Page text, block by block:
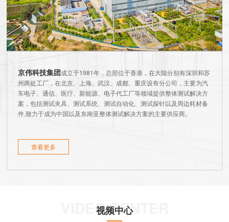
京伟科技集团成立于1981年，总部位于香港，在大陆分别有深圳和苏
州两处工厂，在北京、上海、武汉、成都、重庆设有分公司，主要为汽
车电子、通信、医疗、新能源、电子代工厂等领域提供整体测试解决方
案，包括测试夹具、测试系统、测试自动化、测试探针以及周边耗材备
件.致力于成为中国以及东南亚整体测试解决方案的主要供应商。
查看更多
VIDEO CENTER
视频中心